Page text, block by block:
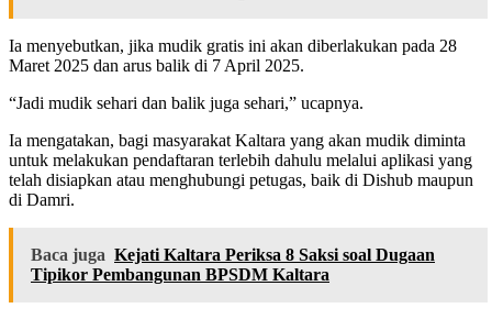
Ia menyebutkan, jika mudik gratis ini akan diberlakukan pada 28
Maret 2025 dan arus balik di 7 April 2025.
“Jadi mudik sehari dan balik juga sehari,” ucapnya.
Ia mengatakan, bagi masyarakat Kaltara yang akan mudik diminta
untuk melakukan pendaftaran terlebih dahulu melalui aplikasi yang
telah disiapkan atau menghubungi petugas, baik di Dishub maupun
di Damri.
Baca juga Kejati Kaltara Periksa 8 Saksi soal Dugaan
Tipikor Pembangunan BPSDM Kaltara